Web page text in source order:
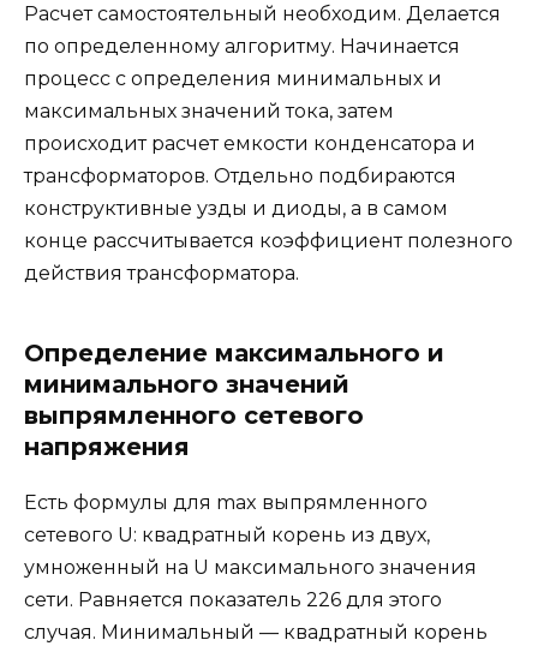
Расчет самостоятельный необходим. Делается
по определенному алгоритму. Начинается
процесс с определения минимальных и
максимальных значений тока, затем
происходит расчет емкости конденсатора и
трансформаторов. Отдельно подбираются
конструктивные узды и диоды, а в самом
конце рассчитывается коэффициент полезного
действия трансформатора.
Определение максимального и
минимального значений
выпрямленного сетевого
напряжения
Есть формулы для max выпрямленного
сетевого U: квадратный корень из двух,
умноженный на U максимального значения
сети. Равняется показатель 226 для этого
случая. Минимальный — квадратный корень